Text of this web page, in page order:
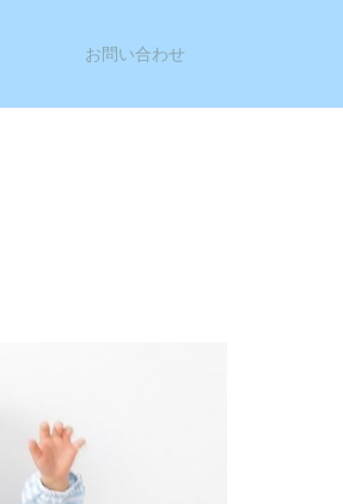
お問い合わせ